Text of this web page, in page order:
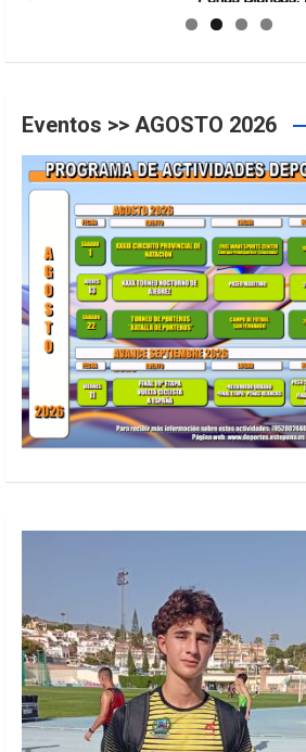
Eventos >> AGOSTO 2026